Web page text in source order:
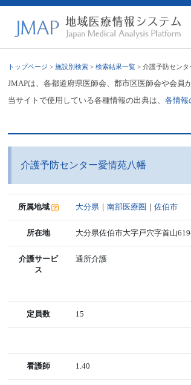
トップページ >施設別検索 >検索結果一覧 > 介護予防セン
JMAPは、各都道府県医師会、郡市区医師会や会
当サイトで使用している各種情報の出典は、各情報
介護予防センター愛情苑八幡
所属地域 大分県 ｜南部医療圏 ｜佐伯市
所在地 大分県佐伯市大字戸穴字首山
介護サービ
ス
通所介護
定員数 15
看護師 1.40